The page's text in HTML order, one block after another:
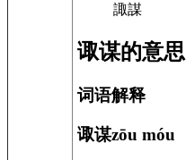
諏謀
诹谋的意思
词语解释
诹谋zōu móu